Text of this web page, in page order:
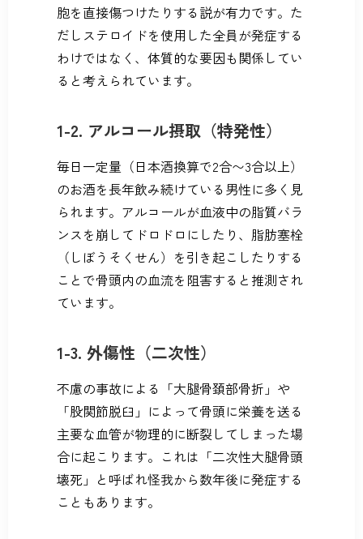
胞を直接傷つけたりする説が有力です。た
だしステロイドを使用した全員が発症する
わけではなく、体質的な要因も関係してい
ると考えられています。
1-2. アルコール摂取（特発性）
毎日一定量（日本酒換算で2合〜3合以上）
のお酒を長年飲み続けている男性に多く見
られます。アルコールが血液中の脂質バラ
ンスを崩してドロドロにしたり、脂肪塞栓
（しぼうそくせん）を引き起こしたりする
ことで骨頭内の血流を阻害すると推測され
ています。
1-3. 外傷性（二次性）
不慮の事故による「大腿骨頚部骨折」や
「股関節脱臼」によって骨頭に栄養を送る
主要な血管が物理的に断裂してしまった場
合に起こります。これは「二次性大腿骨頭
壊死」と呼ばれ怪我から数年後に発症する
こともあります。